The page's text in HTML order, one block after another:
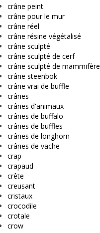
crâne peint
crâne pour le mur
crâne réel
crâne résine végétalisé
crâne sculpté
crâne sculpté de cerf
crâne sculpté de mammifère
crâne steenbok
crâne vrai de buffle
crânes
crânes d'animaux
crânes de buffalo
crânes de buffles
crânes de longhorn
crânes de vache
crap
crapaud
crête
creusant
cristaux
crocodile
crotale
crow